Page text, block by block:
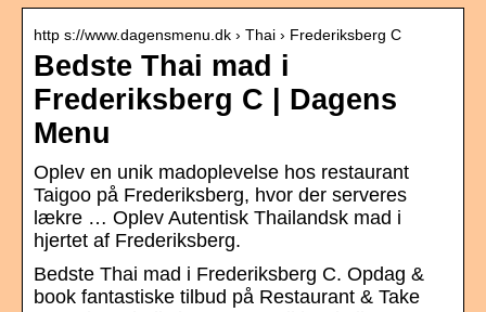
http s://www.dagensmenu.dk › Thai › Frederiksberg C
Bedste Thai mad i
Frederiksberg C | Dagens
Menu
Oplev en unik madoplevelse hos restaurant
Taigoo på Frederiksberg, hvor der serveres
lækre … Oplev Autentisk Thailandsk mad i
hjertet af Frederiksberg.
Bedste Thai mad i Frederiksberg C. Opdag &
book fantastiske tilbud på Restaurant & Take